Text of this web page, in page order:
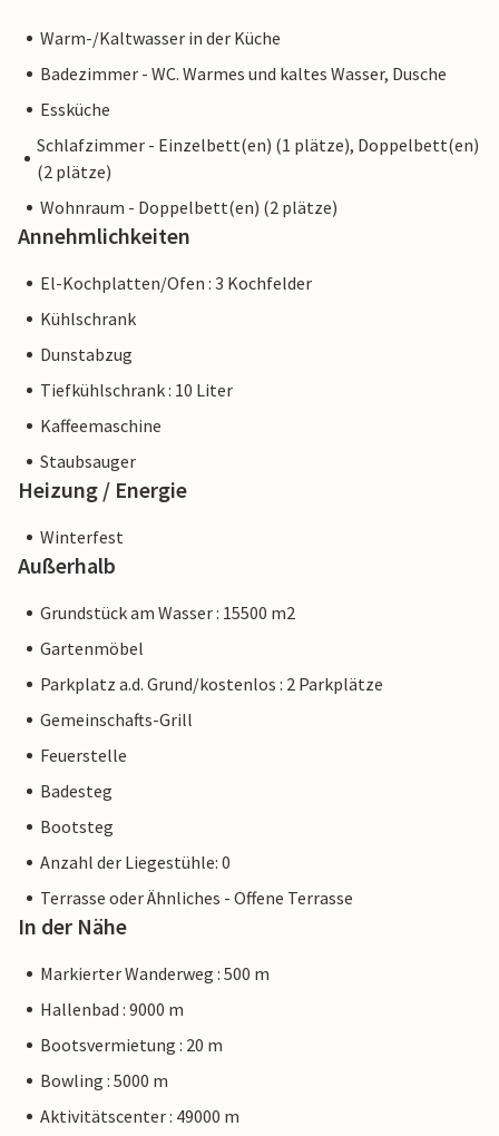
Warm-/Kaltwasser in der Küche
Badezimmer - WC. Warmes und kaltes Wasser, Dusche
Essküche
Schlafzimmer - Einzelbett(en) (1 plätze), Doppelbett(en)
(2 plätze)
Wohnraum - Doppelbett(en) (2 plätze)
Annehmlichkeiten
El-Kochplatten/Ofen : 3 Kochfelder
Kühlschrank
Dunstabzug
Tiefkühlschrank : 10 Liter
Kaffeemaschine
Staubsauger
Heizung / Energie
Winterfest
Außerhalb
Grundstück am Wasser : 15500 m2
Gartenmöbel
Parkplatz a.d. Grund/kostenlos : 2 Parkplätze
Gemeinschafts-Grill
Feuerstelle
Badesteg
Bootsteg
Anzahl der Liegestühle: 0
Terrasse oder Ähnliches - Offene Terrasse
In der Nähe
Markierter Wanderweg : 500 m
Hallenbad : 9000 m
Bootsvermietung : 20 m
Bowling : 5000 m
Aktivitätscenter : 49000 m